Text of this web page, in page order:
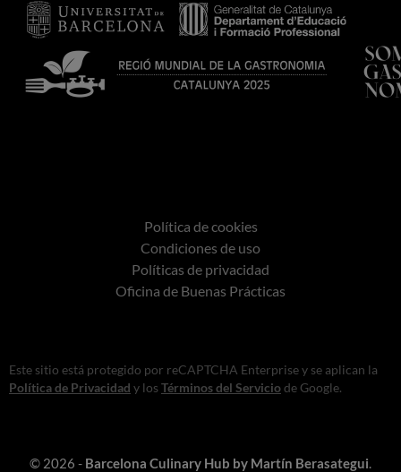
Política de cookies
Condiciones de uso
Políticas de privacidad
Oficina de Buenas Prácticas
Este sitio está protegido por reCAPTCHA Enterprise y se aplican la
Política de Privacidad y losTérminos del Serviciode Google.
© 2026 - Barcelona Culinary Hub by Martín Berasategui.